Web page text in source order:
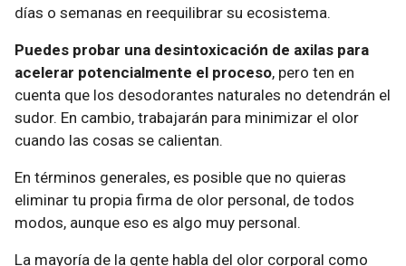
días o semanas en reequilibrar su ecosistema.
Puedes probar una desintoxicación de axilas para
acelerar potencialmente el proceso, pero ten en
cuenta que los desodorantes naturales no detendrán el
sudor. En cambio, trabajarán para minimizar el olor
cuando las cosas se calientan.
En términos generales, es posible que no quieras
eliminar tu propia firma de olor personal, de todos
modos, aunque eso es algo muy personal.
La mayoría de la gente habla del olor corporal como